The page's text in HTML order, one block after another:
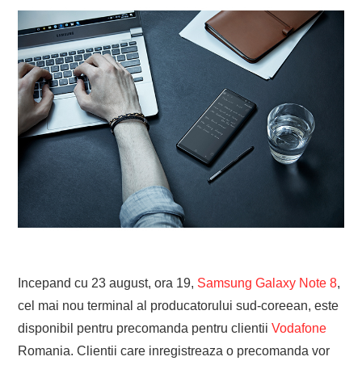
Incepand cu 23 august, ora 19, Samsung Galaxy Note 8,
cel mai nou terminal al producatorului sud-coreean, este
disponibil pentru precomanda pentru clientiiVodafone
Romania. Clientii care inregistreaza o precomanda vor